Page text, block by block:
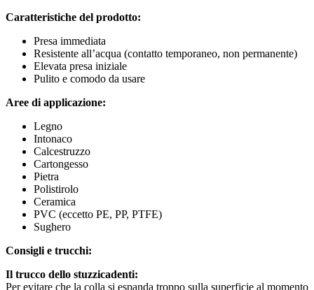
Caratteristiche del prodotto:
Presa immediata
Resistente all’acqua (contatto temporaneo, non permanente)
Elevata presa iniziale
Pulito e comodo da usare
Aree di applicazione:
Legno
Intonaco
Calcestruzzo
Cartongesso
Pietra
Polistirolo
Ceramica
PVC (eccetto PE, PP, PTFE)
Sughero
Consigli e trucchi:
Il trucco dello stuzzicadenti:
Per evitare che la colla si espanda troppo sulla superficie al momento